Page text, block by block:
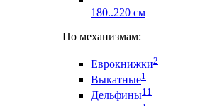
180..220 см
По механизмам:
Еврокнижки2
Выкатные1
Дельфины11